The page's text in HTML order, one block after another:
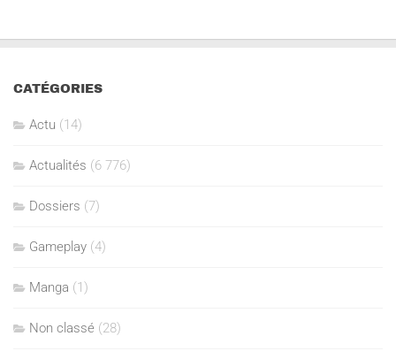
CATÉGORIES
Actu (14)
Actualités (6 776)
Dossiers (7)
Gameplay (4)
Manga (1)
Non classé (28)